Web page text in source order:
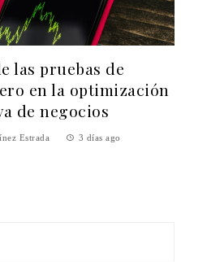
las pruebas de
en la optimización
de negocios
Estrada 3 días ago